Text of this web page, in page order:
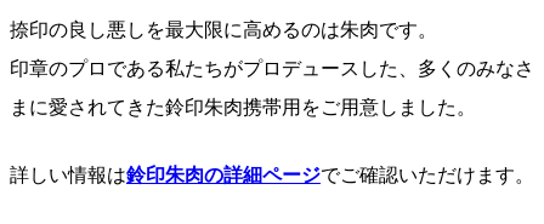
捺印の良し悪しを最大限に高めるのは朱肉です。
印章のプロである私たちがプロデュースした、多くのみなさ
まに愛されてきた鈴印朱肉携帯用をご用意しました。
詳しい情報は鈴印朱肉の詳細ページでご確認いただけます。